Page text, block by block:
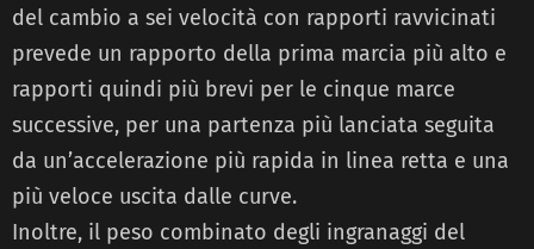
del cambio a sei velocità con rapporti ravvicinati
prevede un rapporto della prima marcia più alto e
rapporti quindi più brevi per le cinque marce
successive, per una partenza più lanciata seguita
da un’accelerazione più rapida in linea retta e una
più veloce uscita dalle curve.
Inoltre, il peso combinato degli ingranaggi del